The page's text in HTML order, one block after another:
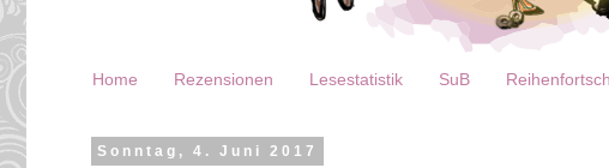
Home Rezensionen Lesestatistik SuB
Sonntag, 4. Juni 2017